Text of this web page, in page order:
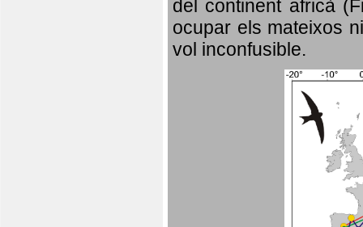
del continent africà
ocupar els mateixos
vol inconfusible.